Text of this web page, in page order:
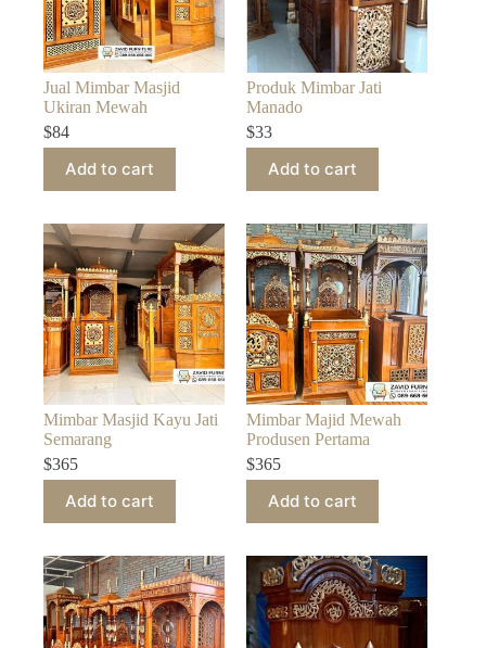
Jual Mimbar Masjid
Ukiran Mewah
$84
Add to cart
Produk Mimbar Jati
Manado
$33
Add to cart
Mimbar Masjid Kayu Jati
Semarang
$365
Add to cart
Mimbar Majid Mewah
Produsen Pertama
$365
Add to cart